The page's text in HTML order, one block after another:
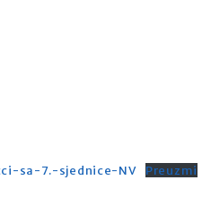
sa-7.-sjednice-NV Preuzmi